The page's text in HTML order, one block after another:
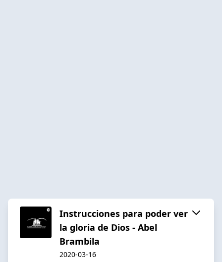
Instrucciones para poder ver
la gloria de Dios - Abel
Brambila
2020-03-16